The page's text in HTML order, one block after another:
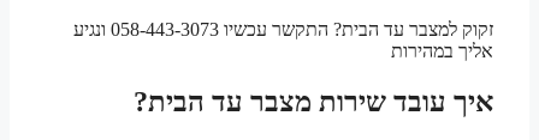
זקוק למצבר עד הבית? התקשר עכשיו 058-443-3073 ונגיע
אליך במהירות
איך עובד שירות מצבר עד הבית?